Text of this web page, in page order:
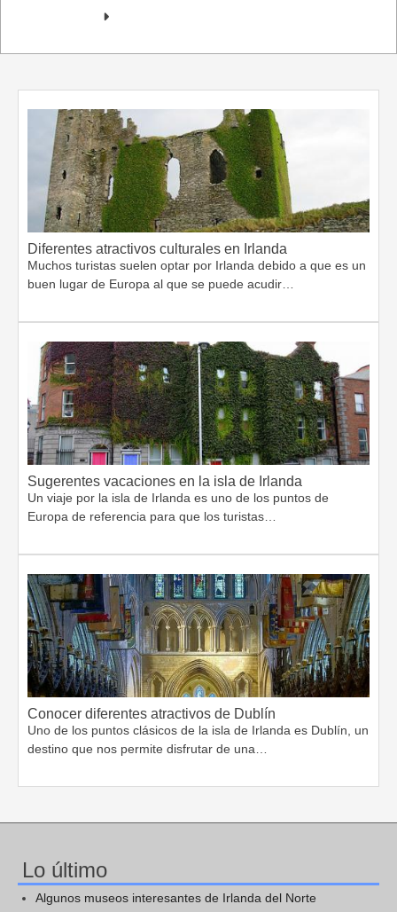
Diferentes atractivos culturales en Irlanda
Muchos turistas suelen optar por Irlanda debido a que es un
buen lugar de Europa al que se puede acudir…
Sugerentes vacaciones en la isla de Irlanda
Un viaje por la isla de Irlanda es uno de los puntos de
Europa de referencia para que los turistas…
Conocer diferentes atractivos de Dublín
Uno de los puntos clásicos de la isla de Irlanda es Dublín, un
destino que nos permite disfrutar de una…
Lo último
Algunos museos interesantes de Irlanda del Norte